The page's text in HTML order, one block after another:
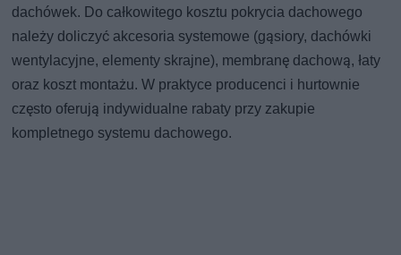
dachówek. Do całkowitego kosztu pokrycia dachowego
należy doliczyć akcesoria systemowe (gąsiory, dachówki
wentylacyjne, elementy skrajne), membranę dachową, łaty
oraz koszt montażu. W praktyce producenci i hurtownie
często oferują indywidualne rabaty przy zakupie
kompletnego systemu dachowego.